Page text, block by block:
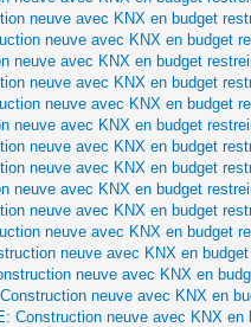
neuve avec KNX en budget
neuve avec KNX en budget
neuve avec KNX en budget
neuve avec KNX en budget
neuve avec KNX en budget
neuve avec KNX en budget
neuve avec KNX en budget
neuve avec KNX en budget
neuve avec KNX en budget
neuve avec KNX en budget
neuve avec KNX en budget
neuve avec KNX en
neuve avec KNX en
neuve avec KNX en
Construction neuve avec KNX en